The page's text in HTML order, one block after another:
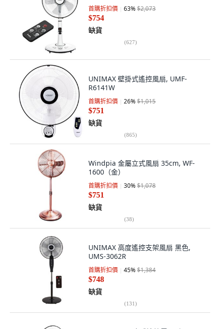
首購折扣價 63%$2,073
$754
缺貨
(627)
UNIMAX 壁掛式遙控風扇, UMF-
R6141W
首購折扣價 26%$1,015
$751
缺貨
(865)
Windpia 金屬立式風扇 35cm, WF-
1600（金）
首購折扣價 30%$1,078
$751
缺貨
(38)
UNIMAX 高度遙控支架風扇 黑色,
UMS-3062R
首購折扣價 45%$1,384
$748
缺貨
(131)